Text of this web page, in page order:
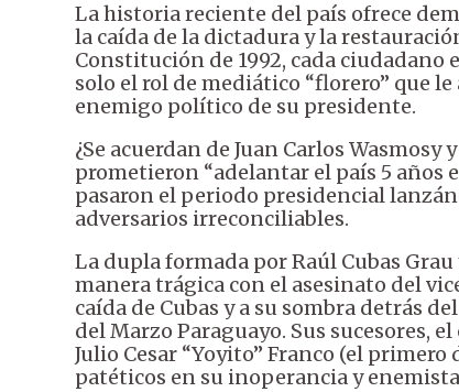
La historia reciente del país ofrece
la caída de la dictadura y la
Constitución de 1992, cada
solo el rol de mediático “florero” que
enemigo político de su presidente.
¿Se acuerdan de Juan Carlos
prometieron “adelantar el país 5 años
pasaron el periodo presidencial
adversarios irreconciliables.
La dupla formada por Raúl Cubas
manera trágica con el asesinato del
caída de Cubas y a su sombra detrás
del Marzo Paraguayo. Sus sucesores,
Julio Cesar “Yoyito” Franco (el
patéticos en su inoperancia y